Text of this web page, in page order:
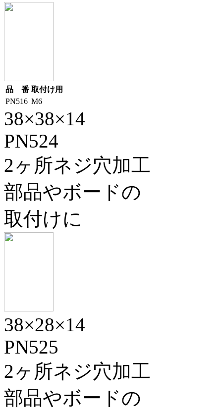
品 番 取付け用
PN516 M6
38×38×14
PN524
2ヶ所ネジ穴加工
部品やボードの
取付けに
38×28×14
PN525
2ヶ所ネジ穴加工
部品やボードの